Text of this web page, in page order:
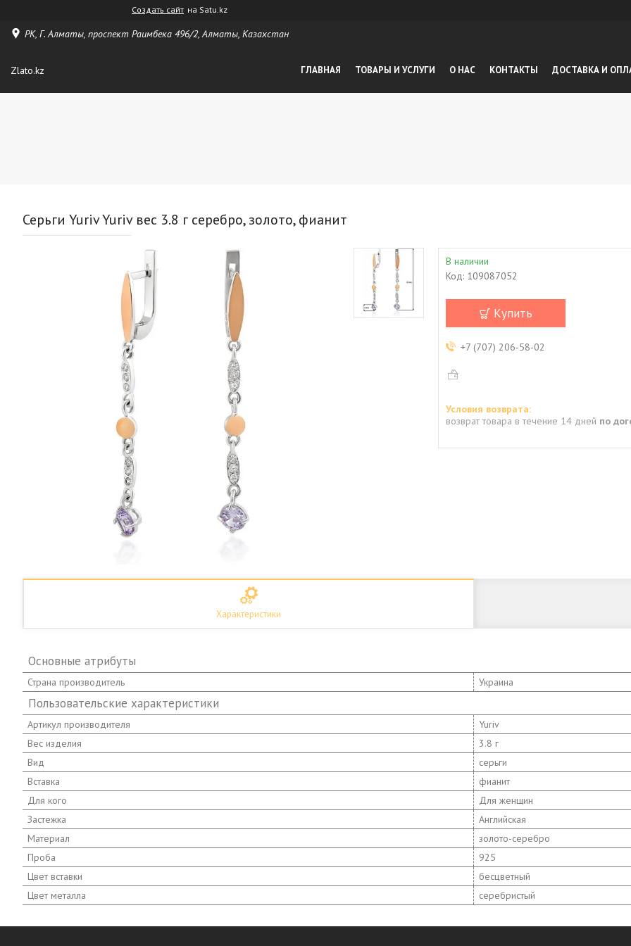
Создать сайт на Satu.kz
РК, Г. Алматы, проспект Раимбека 496/2, Алматы, Казахстан
Zlato.kz ГЛАВНАЯ ТОВАРЫ И УСЛУГИ О НАС КОНТАКТЫ ДОСТАВКА И
Серьги Yuriv Yuriv вес 3.8 г серебро, золото, фианит
В наличии
Код: 109087052
Купить
+7 (707) 206-58-02
возврат товара в течение 14 дней по
Характеристики
Основные атрибуты
Страна производитель Украина
Пользовательские характеристики
Артикул производителя
Yuriv
Вес изделия
3.8 г
Вид
серьги
Вставка
фианит
Для кого
Для женщин
Застежка
Английская
Материал
золото-серебро
Проба
925
Цвет вставки
бесцветный
Цвет металла
серебристый